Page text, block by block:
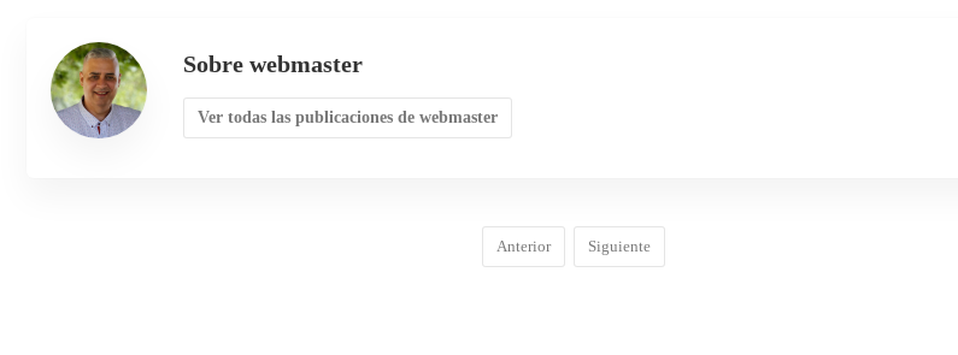
Sobre webmaster
Ver todas las publicaciones de webmaster
Anterior Siguiente